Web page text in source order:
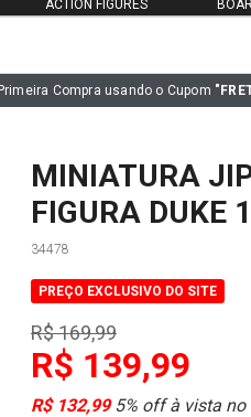
ACTION FIGURES
Compra usando o Cupom
MINIATURA
FIGURA DUKE
34478
PREÇO EXCLUSIVO DO SITE
R$ 169,99
R$ 139,99
R$ 132,995% off à vista no